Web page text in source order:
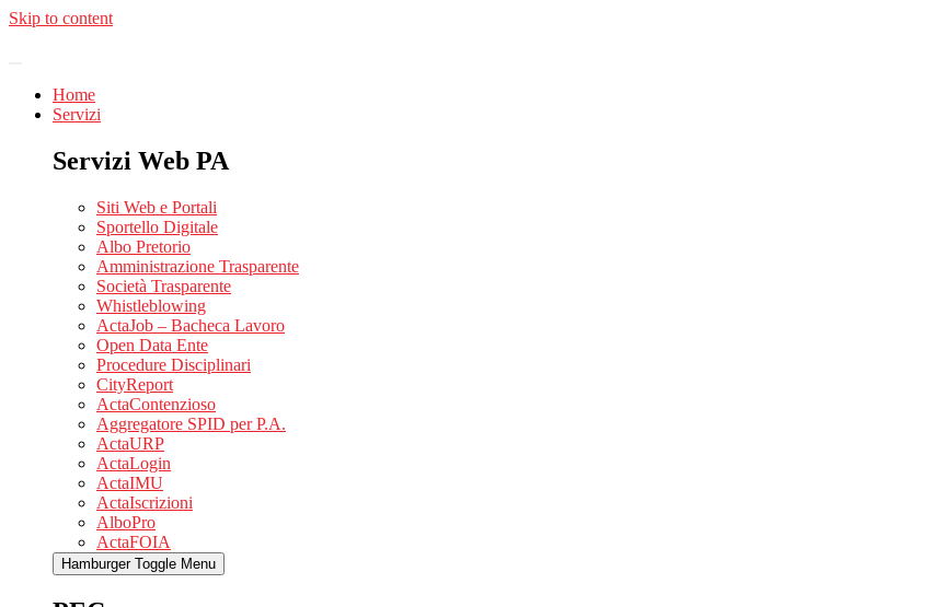
Skip to content
Home
Servizi
Servizi Web PA
Siti Web e Portali
Sportello Digitale
Albo Pretorio
Amministrazione Trasparente
Società Trasparente
Whistleblowing
ActaJob – Bacheca Lavoro
Open Data Ente
Procedure Disciplinari
CityReport
ActaContenzioso
Aggregatore SPID per P.A.
ActaURP
ActaLogin
ActaIMU
ActaIscrizioni
AlboPro
ActaFOIA
Hamburger Toggle Menu